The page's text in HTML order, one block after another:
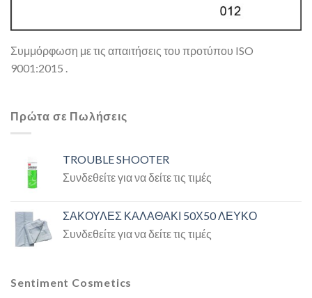
Συμμόρφωση με τις απαιτήσεις του προτύπου ISO
9001:2015 .
Πρώτα σε Πωλήσεις
TROUBLE SHOOTER
Συνδεθείτε για να δείτε τις τιμές
ΣΑΚΟΥΛΕΣ ΚΑΛΑΘΑΚΙ 50Χ50 ΛΕΥΚΟ
Συνδεθείτε για να δείτε τις τιμές
Sentiment Cosmetics